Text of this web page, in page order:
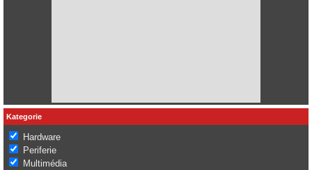
Kategorie
Hardware
Periferie
Multimédia